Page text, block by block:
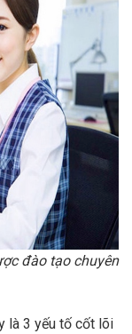
đào tạo chuyên
là 3 yếu tố cốt lõi